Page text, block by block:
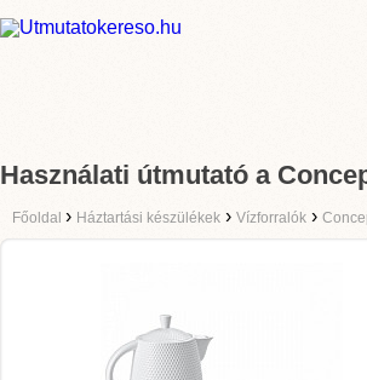
Használati útmutató a
Főoldal › Háztartási készülékek › Vízforralók ›